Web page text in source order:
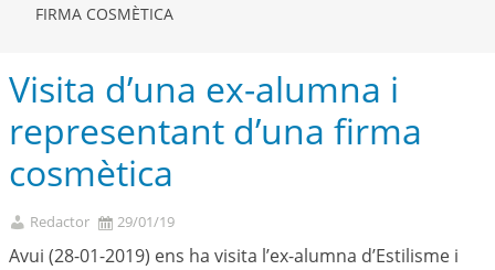
FIRMA COSMÈTICA
Visita d’una ex-alumna i
representant d’una firma
cosmètica
Redactor 29/01/19
Avui (28-01-2019) ens ha visita l’ex-alumna d’Estilisme i